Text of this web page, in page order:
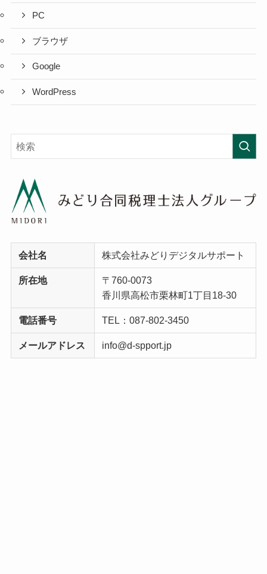
PC
ブラウザ
Google
WordPress
会社名 株式会社みどりデジタルサポート
所在地
〒760-0073
香川県高松市栗林町1丁目18-30
電話番号 TEL：087-802-3450
メールアドレス info@d-spport.jp